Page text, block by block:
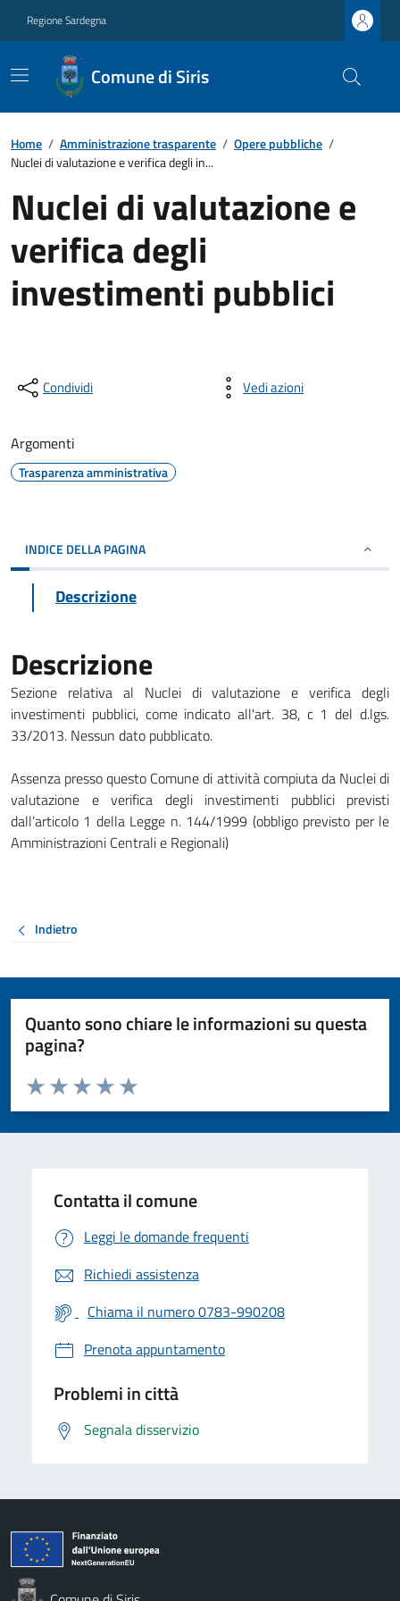
Regione Sardegna
Comune di Siris
Home / Amministrazione trasparente / Opere pubbliche /
Nuclei di valutazione e verifica degli in...
Nuclei di valutazione e
verifica degli
investimenti pubblici
Condividi Vedi azioni
Argomenti
Trasparenza amministrativa
INDICE DELLA PAGINA
Descrizione
Descrizione
Sezione relativa al Nuclei di valutazione e verifica degli
investimenti pubblici, come indicato all'art. 38, c 1 del d.lgs.
33/2013. Nessun dato pubblicato.
Assenza presso questo Comune di attività compiuta da Nuclei di
valutazione e verifica degli investimenti pubblici previsti
dall’articolo 1 della Legge n. 144/1999 (obbligo previsto per le
Amministrazioni Centrali e Regionali)
Indietro
Quanto sono chiare le informazioni su questa
pagina?
Valuta da 1 a 5 stelle la pagina
Valuta 5 stelle su 5
Valuta 4 stelle su 5
Valuta 3 stelle su 5
Valuta 2 stelle su 5
Valuta 1 stelle su 5
Contatta il comune
Leggi le domande frequenti
Richiedi assistenza
Chiama il numero 0783-990208
Prenota appuntamento
Problemi in città
Segnala disservizio